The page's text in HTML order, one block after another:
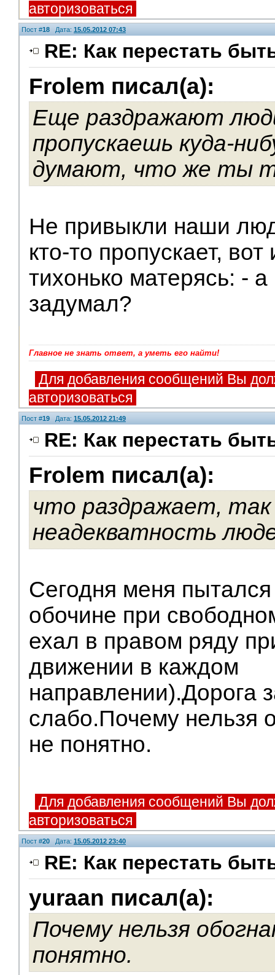
авторизоваться
Пост #18 Дата: 15.05.2012 07:43
RE: Как перестать
Frolem писал(а):
Еще раздражают
пропускаешь куда-
думают, что же ты
Не привыкли наши
кто-то пропускает,
тихонько матерясь: - а
задумал?
V.I.P.
Главное не знать ответ, а уметь его найти!
Для добавления сообщений Вы
авторизоваться
Пост #19 Дата: 15.05.2012 21:49
RE: Как перестать
Frolem писал(а):
что раздражает,
неадекватность
Сегодня меня
обочине при
ехал в правом ряду
движении в каждом
направлении).Дорога
слабо.Почему нельзя
не понятно.
Для добавления сообщений Вы
авторизоваться
Пост #20 Дата: 15.05.2012 23:40
RE: Как перестать
yuraan писал(а):
Почему нельзя
понятно.